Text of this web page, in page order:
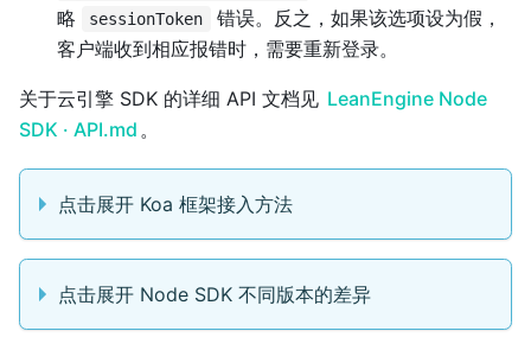
略
sessionToken
错误。反之，如果该选项设为假，
客户端收到相应报错时，需要重新登录。
关于云引擎 SDK 的详细 API 文档见 LeanEngine Node
SDK · API.md 。
点击展开 Koa 框架接入方法
点击展开 Node SDK 不同版本的差异